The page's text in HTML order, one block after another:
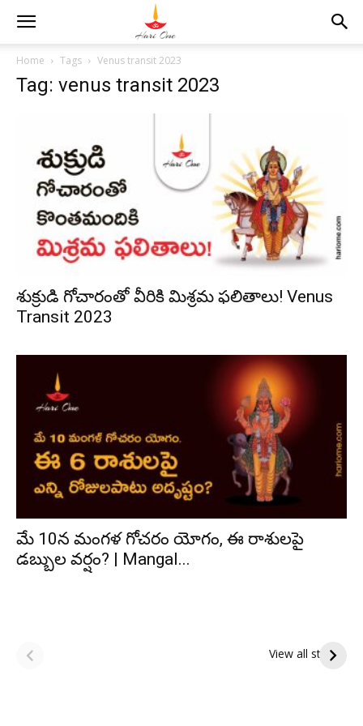
Home Tags Venus transit 2023
Tag: venus transit 2023
శుక్రుడి గోచారంతో వీరికి మిశ్రమ ఫలితాలు! Venus
Transit 2023
మే 10న మంగళ గోచరం యోగం, ఈ రాశులపై
డబ్బుల వర్షం? | Mangal...
View all stories
పితృదేవతల ఆశీర్వాదం
పొందే పవిత్ర రోజు
ఇంద్రకీలాద్రి గిరి ప్రదక్షిణ